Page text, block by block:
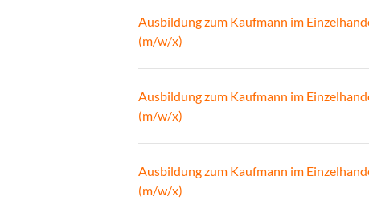
Ausbildung zum Kaufmann im
(m/w/x)
Ausbildung zum Kaufmann im
(m/w/x)
Ausbildung zum Kaufmann im
(m/w/x)